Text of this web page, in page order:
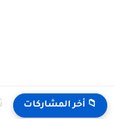
📁 أخر المشاركات